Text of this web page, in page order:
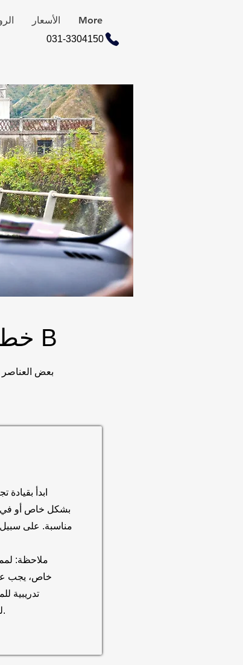
الأسعار More
031-3304150
6 خطوات سهلة للحصول على رخصة قيادة B
ابدأ بقيادة
بشكل خاص أو في
مناسبة. على سبيل
ملاحظة:
خاص، يجب
تدريبية
للحصول على تصريح.